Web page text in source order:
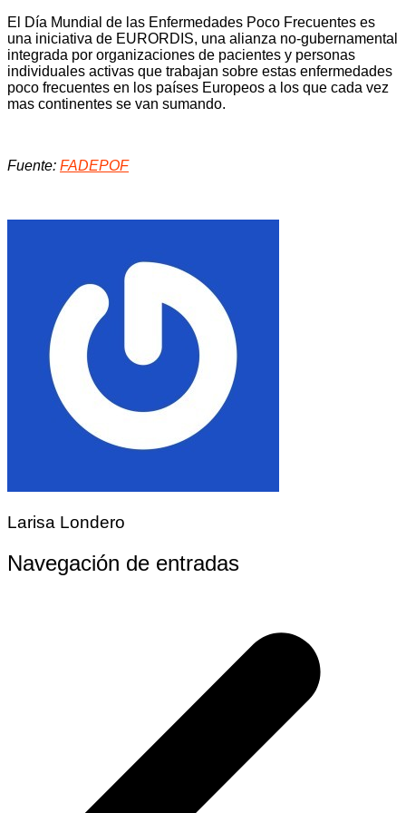
El Día Mundial de las Enfermedades Poco Frecuentes es
una iniciativa de EURORDIS, una alianza no-gubernamental
integrada por organizaciones de pacientes y personas
individuales activas que trabajan sobre estas enfermedades
poco frecuentes en los países Europeos a los que cada vez
mas continentes se van sumando.
Fuente: FADEPOF
Larisa Londero
Navegación de entradas